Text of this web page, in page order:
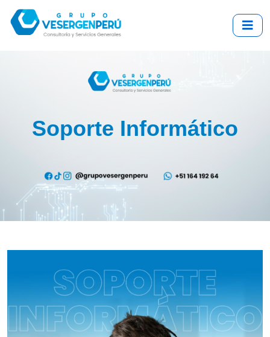
Soporte Informático